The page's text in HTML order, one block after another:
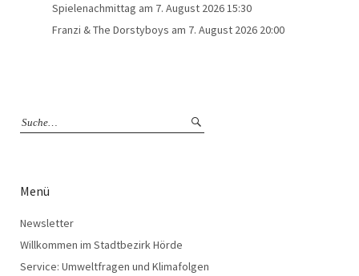
Spielenachmittag am 7. August 2026 15:30
Franzi & The Dorstyboys am 7. August 2026 20:00
Menü
Newsletter
Willkommen im Stadtbezirk Hörde
Service: Umweltfragen und Klimafolgen